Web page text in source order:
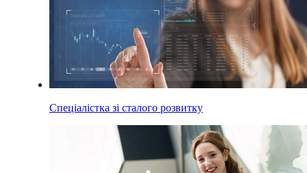
Спеціалістка зі сталого розвитку